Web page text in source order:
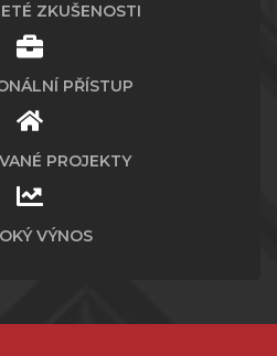
ZKUŠENOSTI
PŘÍSTUP
PROJEKTY
VÝNOS